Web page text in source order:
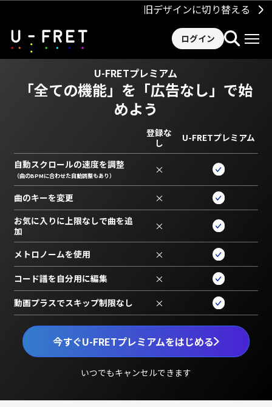
旧デザインに切り替える
ログイン
U-FRETプレミアム
「全ての機能」を 「広告なし」で始
めよう
今すぐU-FRETプレミアムをはじめる
いつでもキャンセルできます
登録な
し
U-FRETプレミアム
自動スクロールの速度を調整
（曲のBPMに合わせた自動調整もあり） ×
曲のキーを変更 ×
お気に入りに上限なしで曲を追
加
×
メトロノームを使用 ×
コード譜を自分用に編集 ×
動画プラスでスキップ制限なし ×